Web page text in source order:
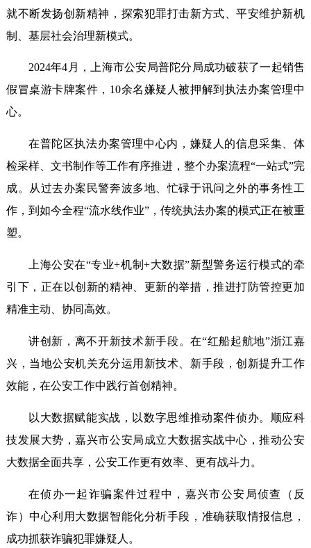
就不断发扬创新精神，探索犯罪打击新方式、平安维护新机
制、基层社会治理新模式。
2024年4月，上海市公安局普陀分局成功破获了一起销售
假冒桌游卡牌案件，10余名嫌疑人被押解到执法办案管理中
心。
在普陀区执法办案管理中心内，嫌疑人的信息采集、体
检采样、文书制作等工作有序推进，整个办案流程“一站式”完
成。从过去办案民警奔波多地、忙碌于讯问之外的事务性工
作，到如今全程“流水线作业”，传统执法办案的模式正在被重
塑。
上海公安在“专业+机制+大数据”新型警务运行模式的牵
引下，正在以创新的精神、更新的举措，推进打防管控更加
精准主动、协同高效。
讲创新，离不开新技术新手段。在“红船起航地”浙江嘉
兴，当地公安机关充分运用新技术、新手段，创新提升工作
效能，在公安工作中践行首创精神。
以大数据赋能实战，以数字思维推动案件侦办。顺应科
技发展大势，嘉兴市公安局成立大数据实战中心，推动公安
大数据全面共享，公安工作更有效率、更有战斗力。
在侦办一起诈骗案件过程中，嘉兴市公安局侦查（反
诈）中心利用大数据智能化分析手段，准确获取情报信息，
成功抓获诈骗犯罪嫌疑人。